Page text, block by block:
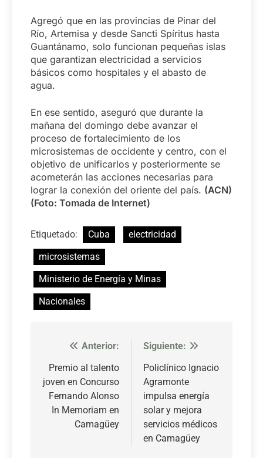
Agregó que en las provincias de Pinar del
Río, Artemisa y desde Sancti Spíritus hasta
Guantánamo, solo funcionan pequeñas islas
que garantizan electricidad a servicios
básicos como hospitales y el abasto de
agua.
En ese sentido, aseguró que durante la
mañana del domingo debe avanzar el
proceso de fortalecimiento de los
microsistemas de occidente y centro, con el
objetivo de unificarlos y posteriormente se
acometerán las acciones necesarias para
lograr la conexión del oriente del país. (ACN)
(Foto: Tomada de Internet)
Etiquetado: Cuba
electricidad
microsistemas
Ministerio de Energía y Minas
Nacionales
Navegación
de
entradas
Anterior:
Premio al talento
joven en Concurso
Fernando Alonso
In Memoriam en
Camagüey
Siguiente:
Policlínico Ignacio
Agramonte
impulsa energía
solar y mejora
servicios médicos
en Camagüey